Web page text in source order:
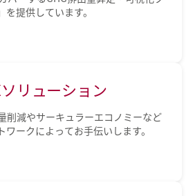
提供しています。
ソリューション
削減やサーキュラーエコノミーなど
ワークによってお手伝いします。